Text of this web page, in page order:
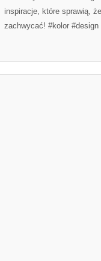
inspiracje, które sprawią,
zachwycać! #kolor #design